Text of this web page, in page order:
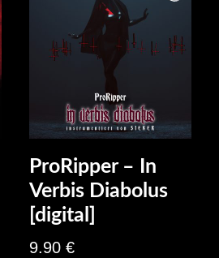
ProRipper – In
Verbis Diabolus
[digital]
9.90€